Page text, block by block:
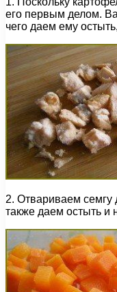
его первым делом.
чего даем ему
2. Отвариваем семгу
также даем остыть и